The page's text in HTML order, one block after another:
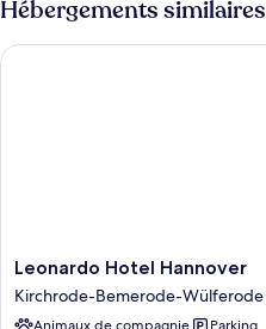
lit
une
place
de
chambre
Chambre
Hébergements similaires
Leonardo
Hotel
Hannover
Leonardo Hotel Hannover
Kirchrode-Bemerode-Wülferode
Animaux de compagnie
Parking
Leonardo Hotel Hannover